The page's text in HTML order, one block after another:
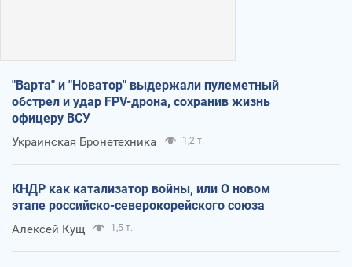
"Варта" и "Новатор" выдержали пулеметный
обстрел и удар FPV-дрона, сохранив жизнь
офицеру ВСУ
Украинская Бронетехника 1,2 т.
КНДР как катализатор войны, или О новом
этапе российско-северокорейского союза
Алексей Кущ 1,5 т.